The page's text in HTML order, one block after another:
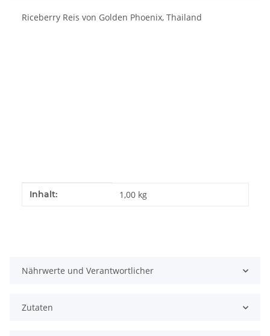
Riceberry Reis von Golden Phoenix, Thailand
Produkteigenschaft
Wert
Inhalt: 1,00 kg
Nährwerte und Verantwortlicher
Zutaten